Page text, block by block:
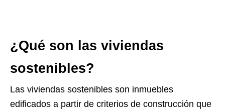
¿Qué son las viviendas
sostenibles?
Las viviendas sostenibles son inmuebles
edificados a partir de criterios de construcción que